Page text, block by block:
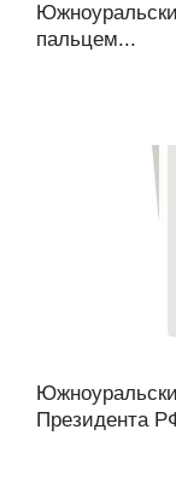
пальцем...
Президента